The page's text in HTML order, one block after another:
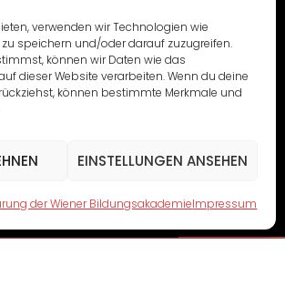
verwenden wir Technologien wie
speichern und/oder darauf zuzugreifen.
können wir Daten wie das
dieser Website verarbeiten. Wenn du deine
können bestimmte Merkmale und
EINSTELLUNGEN ANSEHEN
der Wiener BildungsakademieImpressum